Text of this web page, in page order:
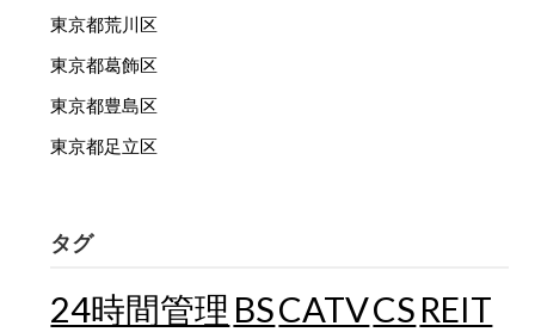
東京都荒川区
東京都葛飾区
東京都豊島区
東京都足立区
タグ
24時間管理 BSCATVCS REIT